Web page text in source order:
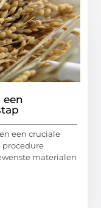
een
een cruciale
procedure
materialen